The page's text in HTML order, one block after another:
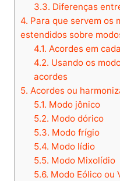
3.3. Diferenças
4. Para que servem os
estendidos sobre
4.1. Acordes em
4.2. Usando os
acordes
5. Acordes ou
5.1. Modo jônico
5.2. Modo dórico
5.3. Modo frígio
5.4. Modo lídio
5.5. Modo Mixolídio
5.6. Modo Eólico ou